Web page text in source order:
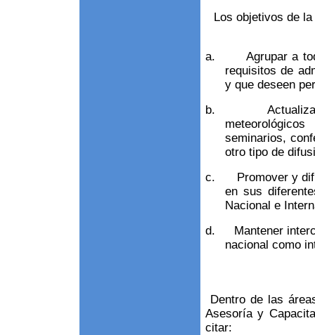
Los objetivos de
a.
Agrupar a
requisitos de
y que deseen
b.
seminarios,
otro tipo de
c.
Promover y
en sus
Nacional e
d.
Mantener
nacional como
Dentro de las
Asesoría y
citar: